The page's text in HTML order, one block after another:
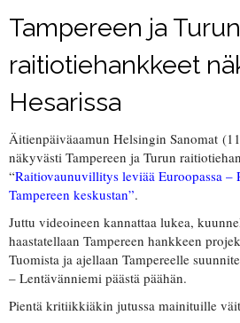
Tampereen ja Turun
raitiotiehankkeet
Hesarissa
Äitienpäiväaamun Helsingin Sanomat
näkyvästi Tampereen ja Turun
“Raitiovaunuvillitys leviää Euroopassa –
Tampereen keskustan”.
Juttu videoineen kannattaa lukea,
haastatellaan Tampereen hankkeen
Tuomista ja ajellaan Tampereelle
– Lentävänniemi päästä päähän.
Pientä kritiikkiäkin jutussa mainituille